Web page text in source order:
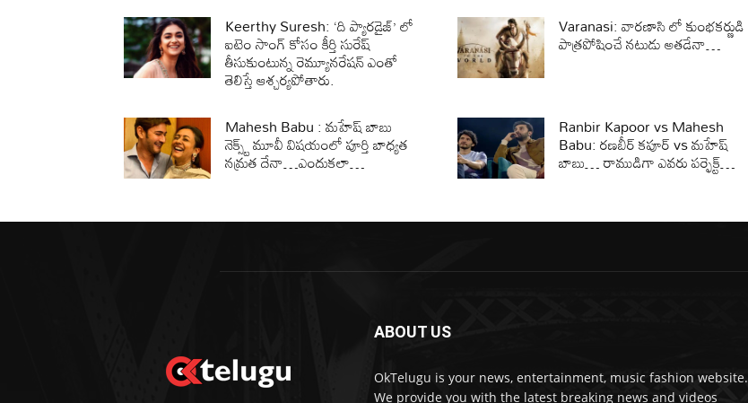
Keerthy Suresh: ‘ది ప్యారడైజ్’ లో
ఐటెం సాంగ్ కోసం కీర్తి సురేష్
తీసుకుంటున్న రెమ్యూనరేషన్ ఎంతో
తెలిస్తే ఆశ్చర్యపోతారు.
Varanasi: వారణాసి లో కుంభకర్ణుడి
పాత్రపోషించే నటుడు అతడేనా…
Mahesh Babu : మహేష్ బాబు
నెక్స్ట్ మూవీ విషయంలో పూర్తి బాధ్యత
నమ్రత దేనా…ఎందుకలా…
Ranbir Kapoor vs Mahesh
Babu: రణబీర్ కపూర్ vs మహేష్
బాబు… రాముడిగా ఎవరు పర్ఫెక్ట్…
ABOUT US
OkTelugu is your news, entertainment, music fashion website.
We provide you with the latest breaking news and videos